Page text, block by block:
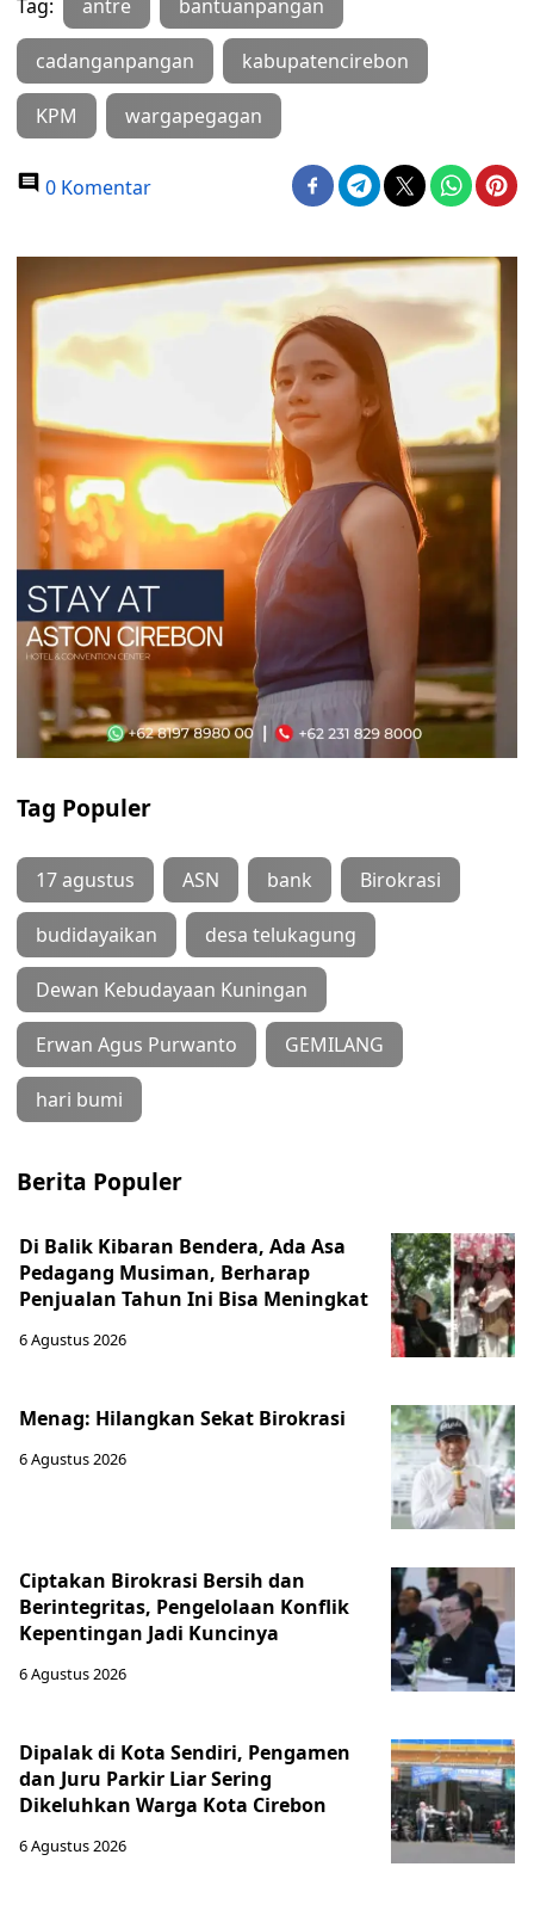
Tag: antre bantuanpangan
cadanganpangan kabupatencirebon
KPM wargapegagan
0 Komentar
Tag Populer
17 agustus ASN bank Birokrasi
budidayaikan desa telukagung
Dewan Kebudayaan Kuningan
Erwan Agus Purwanto GEMILANG
hari bumi
Berita Populer
Di Balik Kibaran Bendera, Ada Asa
Pedagang Musiman, Berharap
Penjualan Tahun Ini Bisa Meningkat
6 Agustus 2026
Menag: Hilangkan Sekat Birokrasi
6 Agustus 2026
Ciptakan Birokrasi Bersih dan
Berintegritas, Pengelolaan Konflik
Kepentingan Jadi Kuncinya
6 Agustus 2026
Dipalak di Kota Sendiri, Pengamen
dan Juru Parkir Liar Sering
Dikeluhkan Warga Kota Cirebon
6 Agustus 2026